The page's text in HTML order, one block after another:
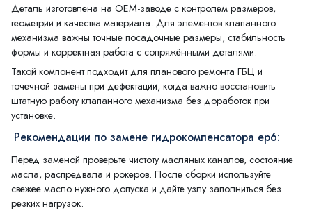
Деталь изготовлена на OEM-заводе с контролем размеров,
геометрии и качества материала. Для элементов клапанного
механизма важны точные посадочные размеры, стабильность
формы и корректная работа с сопряжёнными деталями.
Такой компонент подходит для планового ремонта ГБЦ и
точечной замены при дефектации, когда важно восстановить
штатную работу клапанного механизма без доработок при
установке.
Рекомендации по замене гидрокомпенсатора ер6:
Перед заменой проверьте чистоту масляных каналов, состояние
масла, распредвала и рокеров. После сборки используйте
свежее масло нужного допуска и дайте узлу заполниться без
резких нагрузок.